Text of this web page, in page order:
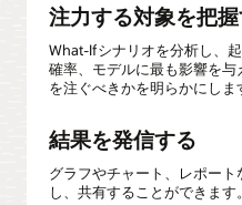
注力する対象を把
What-Ifシナリオを分析し、
確率、モデルに最も影響を
を注ぐべきかを明らかにしま
結果を発信する
グラフやチャート、レポー
し、共有することができます。